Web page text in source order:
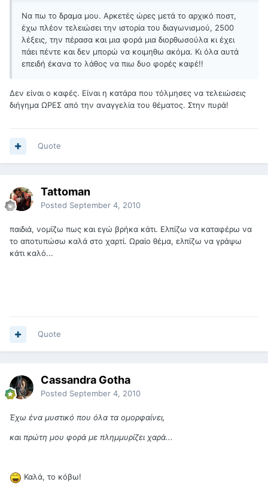
Να πω το δραμα μου. Αρκετές ώρες μετά το αρχικό ποστ,
έχω πλέον τελειώσει την ιστορία του διαγωνισμού, 2500
λέξεις, την πέρασα και μια φορά μια διορθωσούλα κι έχει
πάει πέντε και δεν μπορώ να κοιμηθω ακόμα. Κι όλα αυτά
επειδή έκανα το λάθος να πιω δυο φορές καφέ!!
Δεν είναι ο καφές. Είναι η κατάρα που τόλμησες να τελειώσεις
διήγημα ΩΡΕΣ από την αναγγελία του θέματος. Στην πυρά!
Quote
Tattoman
Posted September 4, 2010
παιδιά, νομίζω πως και εγώ βρήκα κάτι. Ελπίζω να καταφέρω να
το αποτυπώσω καλά στο χαρτί. Ωραίο θέμα, ελπίζω να γράψω
κάτι καλό...
Quote
Cassandra Gotha
Posted September 4, 2010
Έχω ένα μυστικό που όλα τα ομορφαίνει,
και πρώτη μου φορά με πλημμυρίζει χαρά...
Καλά, το κόβω!